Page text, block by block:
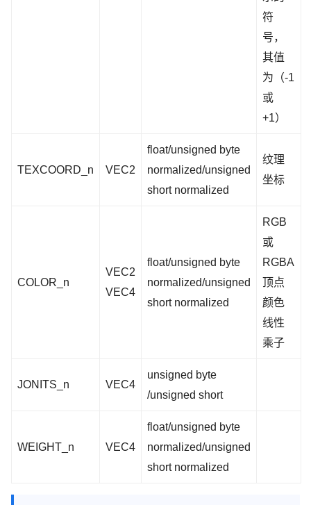
符
号，
其值
为（-1
或
+1）
TEXCOORD_n VEC2
float/unsigned byte
normalized/unsigned
short normalized
纹理
坐标
COLOR_n
VEC2
VEC4
float/unsigned byte
normalized/unsigned
short normalized
RGB
或
RGBA
顶点
颜色
线性
乘子
JONITS_n VEC4
unsigned byte
/unsigned short
WEIGHT_n VEC4
float/unsigned byte
normalized/unsigned
short normalized